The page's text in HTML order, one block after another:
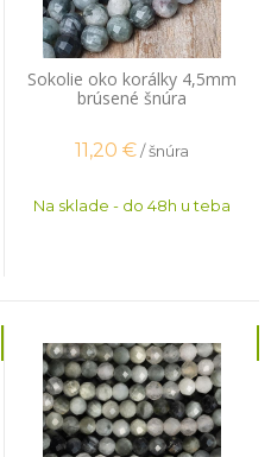
Sokolie oko korálky 4,5mm
brúsené šnúra
11,20 €/ šnúra
Na sklade - do 48h u teba